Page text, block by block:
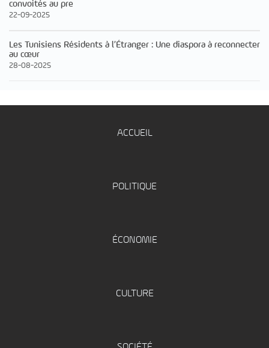
convoités au pre
22-09-2025
Les Tunisiens Résidents à l’Étranger : Une diaspora à reconnecter
au cœur
28-08-2025
ACCUEIL
POLITIQUE
ÉCONOMIE
CULTURE